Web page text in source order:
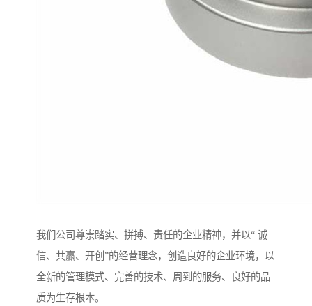
我们公司尊崇踏实、拼搏、责任的企业精神，并以“ 诚
信、共赢、开创”的经营理念，创造良好的企业环境，以
全新的管理模式、完善的技术、周到的服务、良好的品
质为生存根本。